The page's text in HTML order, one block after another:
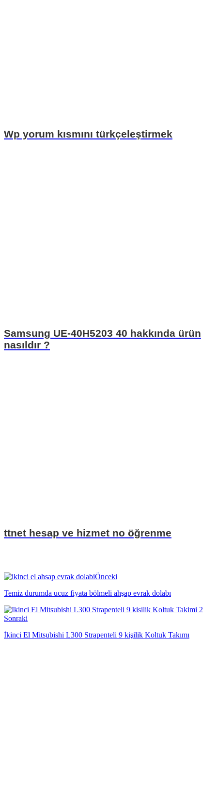
Wp yorum kısmını türkçeleştirmek
Samsung UE-40H5203 40 hakkında ürün
nasıldır ?
ttnet hesap ve hizmet no öğrenme
Önceki
Temiz durumda ucuz fiyata bölmeli ahşap evrak dolabı
Sonraki
İkinci El Mitsubishi L300 Strapenteli 9 kişilik Koltuk Takımı